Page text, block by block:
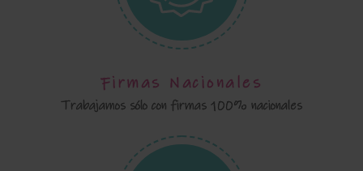
Firmas Nacionales
Trabajamos sólo con firmas 100% nacionales